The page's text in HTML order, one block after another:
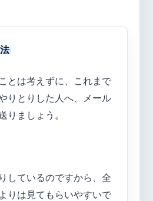
とは考えずに、これまで
りとりした人へ、メール
りましょう。
しているのですから、全
りは見てもらいやすいで